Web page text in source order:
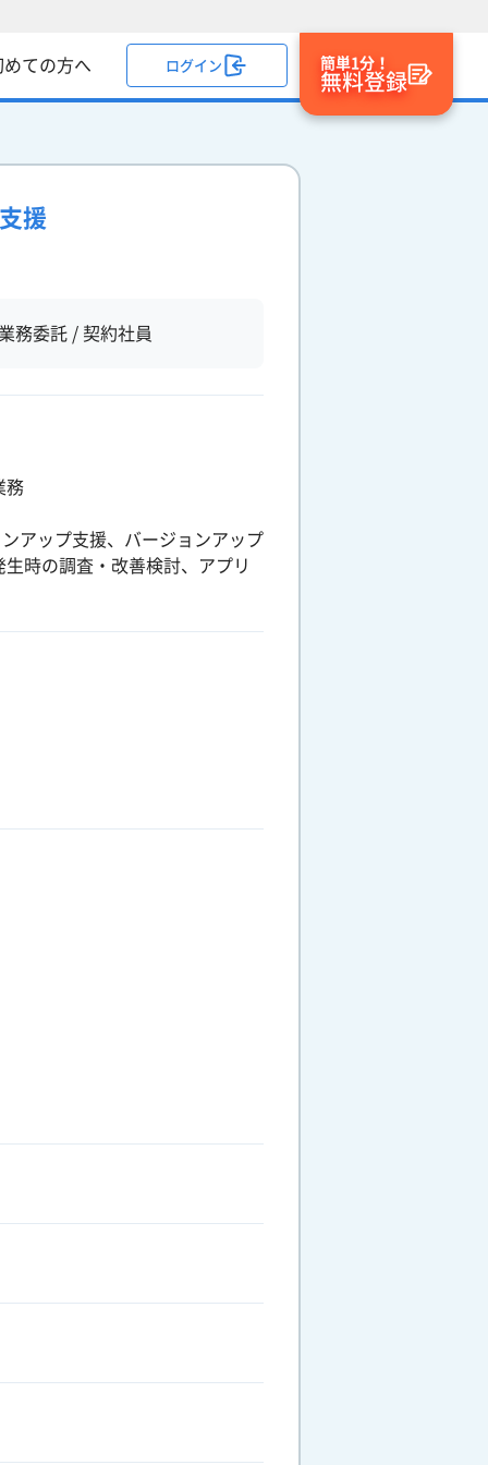
めての方へ ログイン 簡単1分！
無料登録
援
務委託 / 契約社員
務
アップ支援、バージョンアップ
時の調査・改善検討、アプリ